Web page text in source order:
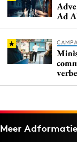
Ad
Meer Adformatie